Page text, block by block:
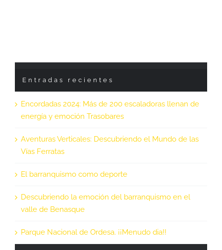
Entradas recientes
Encordadas 2024: Más de 200 escaladoras llenan de
energía y emoción Trasobares
Aventuras Verticales: Descubriendo el Mundo de las
Vías Ferratas
El barranquismo como deporte
Descubriendo la emoción del barranquismo en el
valle de Benasque
Parque Nacional de Ordesa. ¡¡Menudo dia!!